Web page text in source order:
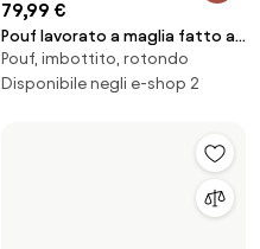
99 €
Pouf con motivo trapuntato a